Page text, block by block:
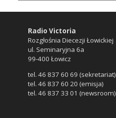
Radio Victoria
Rozgłośnia Diecezji Łowickiej
ul. Seminaryjna 6a
99-400 Łowicz
tel. 46 837 60 69 (sekretariat)
tel. 46 837 60 20 (emisja)
tel. 46 837 33 01 (newsroom)